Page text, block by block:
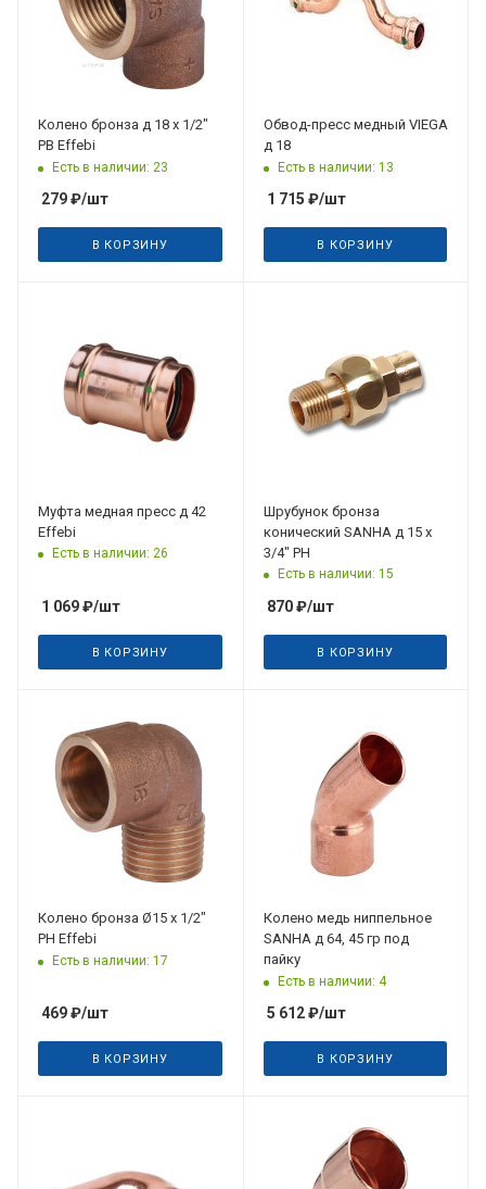
Колено бронза д 18 х 1/2"
РВ Effebi
Есть в наличии: 23
279₽/шт
В КОРЗИНУ
Обвод-пресс медный VIEGA
д 18
Есть в наличии: 13
1 715 ₽/шт
В КОРЗИНУ
Муфта медная пресс д 42
Effebi
Есть в наличии: 26
1 069₽/шт
В КОРЗИНУ
Шрубунок бронза
конический SANHA д 15 x
3/4" РН
Есть в наличии: 15
870₽/шт
В КОРЗИНУ
Колено бронза Ø15 х 1/2"
РН Effebi
Есть в наличии: 17
469₽/шт
В КОРЗИНУ
Колено медь ниппельное
SANHA д 64, 45 гр под
пайку
Есть в наличии: 4
5 612₽/шт
В КОРЗИНУ